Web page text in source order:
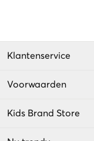
Klantenservice
Voorwaarden
Kids Brand Store